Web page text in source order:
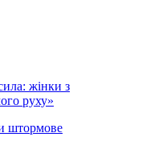
жінки з
руху»
штормове